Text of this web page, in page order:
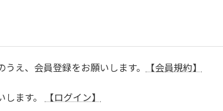
え、会員登録をお願いします。 【会員規約】
します。 【ログイン】